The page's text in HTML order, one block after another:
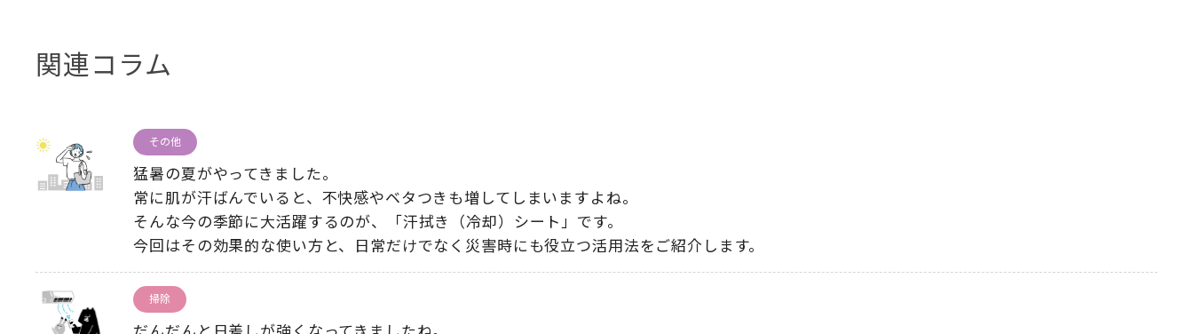
関連コラム
その他
猛暑の夏がやってきました。
常に肌が汗ばんでいると、不快感やベタつきも増してしまいますよね。
そんな今の季節に大活躍するのが、「汗拭き（冷却）シート」です。
今回はその効果的な使い方と、日常だけでなく災害時にも役立つ活用法をご紹介します。
掃除